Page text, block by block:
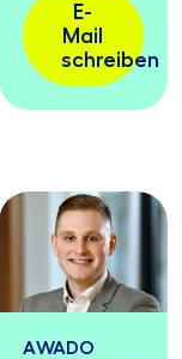
E-
Mail
schreiben
AWADO